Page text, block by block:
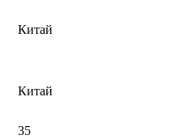
Китай
Китай
35